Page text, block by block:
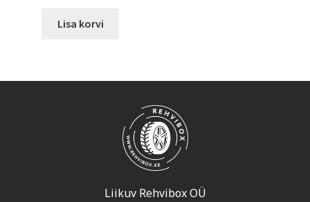
Lisa korvi
Liikuv Rehvibox OÜ